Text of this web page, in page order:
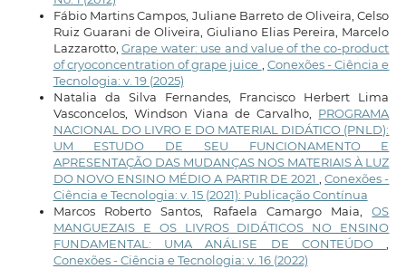
Fábio Martins Campos, Juliane Barreto de Oliveira, Celso
Ruiz Guarani de Oliveira, Giuliano Elias Pereira, Marcelo
Lazzarotto,Grape water: use and value of the co-product
of cryoconcentration of grape juice , Conexões - Ciência e
Tecnologia: v. 19 (2025)
Natalia da Silva Fernandes, Francisco Herbert Lima
Vasconcelos, Windson Viana de Carvalho, PROGRAMA
NACIONAL DO LIVRO E DO MATERIAL DIDÁTICO (PNLD):
UM ESTUDO DE SEU FUNCIONAMENTO E
APRESENTAÇÃO DAS MUDANÇAS NOS MATERIAIS À LUZ
DO NOVO ENSINO MÉDIO A PARTIR DE 2021,Conexões -
Ciência e Tecnologia: v. 15 (2021): Publicação Contínua
Marcos Roberto Santos, Rafaela Camargo Maia,OS
MANGUEZAIS E OS LIVROS DIDÁTICOS NO ENSINO
FUNDAMENTAL: UMA ANÁLISE DE CONTEÚDO,
Conexões - Ciência e Tecnologia: v. 16 (2022)